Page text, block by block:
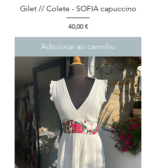
Gilet // Colete - SOFIA capuccino
Preço
40,00 €
Adicionar ao carrinho